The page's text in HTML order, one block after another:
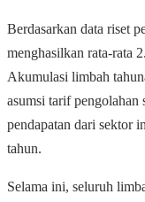
Berdasarkan data riset
menghasilkan rata-rata
Akumulasi limbah
asumsi tarif pengolahan
pendapatan dari sektor
tahun.
Selama ini, seluruh